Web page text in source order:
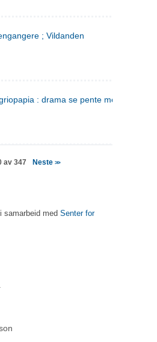
; Vildanden
: drama se pente mere
av 347 Neste >>
samarbeid med Senter for